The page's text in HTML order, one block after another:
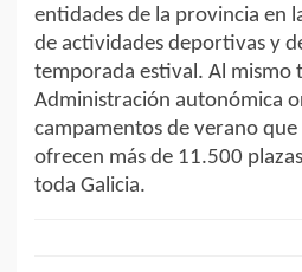
entidades de la provincia en
de actividades deportivas y
temporada estival. Al mismo
Administración autonómica
campamentos de verano que
ofrecen más de 11.500
toda Galicia.